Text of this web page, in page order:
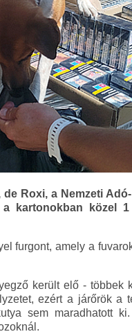
Roxi, a Nemzeti
kartonokban közel
furgont, amely a
került elő - többek
ezért a járőrök a
sem maradhatott